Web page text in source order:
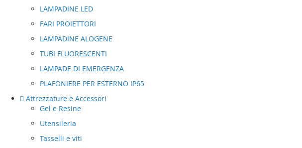
LAMPADINE LED
FARI PROIETTORI
LAMPADINE ALOGENE
TUBI FLUORESCENTI
LAMPADE DI EMERGENZA
PLAFONIERE PER ESTERNO IP65
Attrezzature e Accessori
Gel e Resine
Utensileria
Tasselli e viti